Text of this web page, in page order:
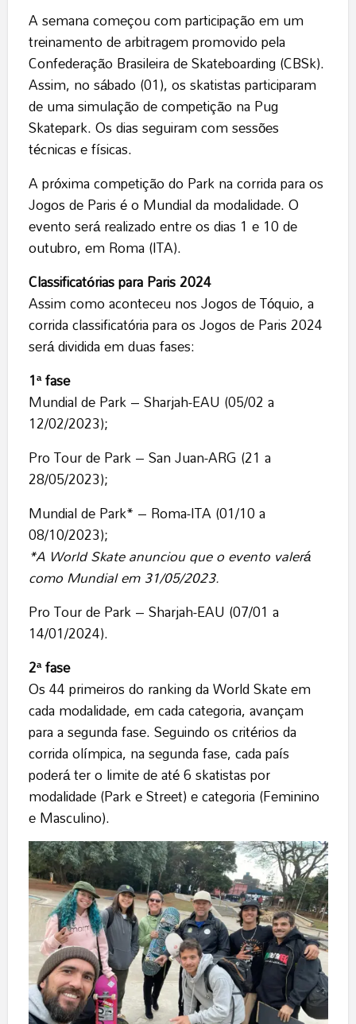
A semana começou com participação em um
treinamento de arbitragem promovido pela
Confederação Brasileira de Skateboarding (CBSk).
Assim, no sábado (01), os skatistas participaram
de uma simulação de competição na Pug
Skatepark. Os dias seguiram com sessões
técnicas e físicas.
A próxima competição do Park na corrida para os
Jogos de Paris é o Mundial da modalidade. O
evento será realizado entre os dias 1 e 10 de
outubro, em Roma (ITA).
Classificatórias para Paris 2024
Assim como aconteceu nos Jogos de Tóquio, a
corrida classificatória para os Jogos de Paris 2024
será dividida em duas fases:
1ª fase
Mundial de Park – Sharjah-EAU (05/02 a
12/02/2023);
Pro Tour de Park – San Juan-ARG (21 a
28/05/2023);
Mundial de Park* – Roma-ITA (01/10 a
08/10/2023);
*A World Skate anunciou que o evento valerá
como Mundial em 31/05/2023.
Pro Tour de Park – Sharjah-EAU (07/01 a
14/01/2024).
2ª fase
Os 44 primeiros do ranking da World Skate em
cada modalidade, em cada categoria, avançam
para a segunda fase. Seguindo os critérios da
corrida olímpica, na segunda fase, cada país
poderá ter o limite de até 6 skatistas por
modalidade (Park e Street) e categoria (Feminino
e Masculino).